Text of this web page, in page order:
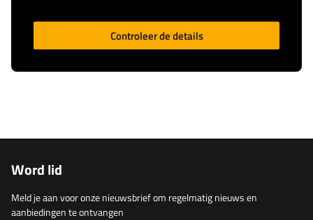
Controleer de details
Word lid
Meld je aan voor onze nieuwsbrief om regelmatig nieuws en
aanbiedingen te ontvangen